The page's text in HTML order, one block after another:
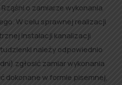
o zamiarze wykonania
W celu sprawnej realizacji
instalacji kanalizacji
należy odpowiednio
zgłosić zamiar wykonania
dokonane w formie pisemnej,